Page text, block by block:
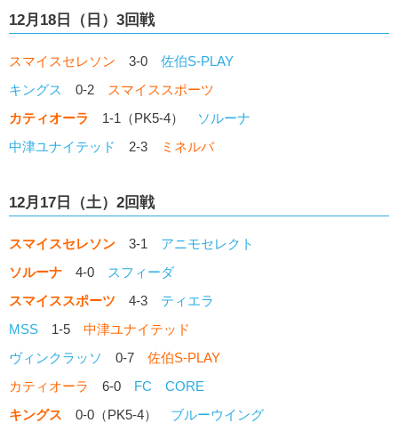
12月18日（日）3回戦
スマイスセレソン 3-0 佐伯S-PLAY
キングス
0-2
スマイススポーツ
カティオーラ 1-1（PK5-4）
ソルーナ
中津ユナイテッド
2-3 ミネルバ
12月17日（土）2回戦
スマイスセレソン 3-1 アニモセレクト
ソルーナ 4-0
スフィーダ
スマイススポーツ 4-3 ティエラ
MSS 1-5 中津ユナイテッド
ヴィンクラッソ
0-7 佐伯S-PLAY
カティオーラ
6-0 FC CORE
キングス 0-0（PK5-4） ブルーウイング